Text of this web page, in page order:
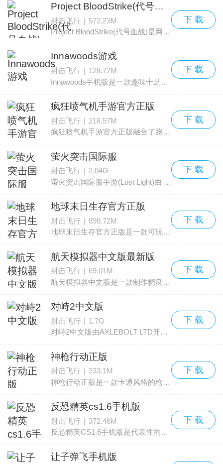
Project BloodStrike(代号血战)
射击飞行 | 572.23M
Project BloodStrike(代号血战)是网易自研的一款全新大逃杀FPS手游。与同类射击作品相比，玩家可以亲自设计终极枪械，丰富的装备选项支持深度定制，让你打造独一无二的武器与配套
下 载
Innawoods游戏
射击飞行 | 128.72M
Innawoods手机版是一款趣味十足的射击型DIY军事装扮游戏。画风偏向简约风格，免费提供给玩家，带来直接且纯粹的玩法体验。与同类作品相比，玩家可以自由组合突击步枪、武器配件、
下 载
疯狂喷气机手游官方正版
射击飞行 | 218.57M
疯狂喷气机手游官方正版融合了跑酷与射击元素，带来了不一样的闯关体验。玩家不再只是躲避后方追兵，而是可以主动迎战途中出现的外星敌人，这样的设定让玩法格外有新意。操控人物
下 载
萤火突击国际服
射击飞行 | 2.04G
萤火突击国际服手游(Lost Light)由 Netease Games Global 开发，是一款末日题材的射击动作作品。玩家可以潜行搜寻补给，也能像部队那样持枪外出掠夺，通过升级和交易增强实力，在战
下 载
地球末日生存官方正版
射击飞行 | 898.72M
地球末日生存官方正版是一款可玩性极高的3D生存冒险射击手游，采用真实感强烈的三维画面表现。整个画面以暗色调为主，破败的房屋和废弃的车辆随处可见，努力营造出压抑恐怖的末世
下 载
航天模拟器中文版最新版
射击飞行 | 69.01M
航天模拟器中文版是一款制作精良、还原度高的仿真飞机模拟手游。游戏包含航天飞机建造、太空站搭建、航天飞船等多种玩法，玩家可在广阔自由的太空环境中尽情探索。以航天为题
下 载
对峙2中文版
射击飞行 | 1.7G
对峙2中文版由AXLEBOLT LTD开发，是一款动作射击类作品，可在安卓和iOS设备上运行，适合喜欢移动端第一人称对抗的玩家体验。在对峙2手游中文版中，你可以选择加入恐怖分子或特种部
下 载
神枪行动正版
射击飞行
233.1M
神枪行动正版是一款卡通风格的枪战射击类手游，画面清晰并配有高清动画，视觉表现更加细腻立体。支持挂机领取离线收益，轻松拿到奖励，能让玩家更沉浸在战斗节奏中。内容丰富、节奏
下 载
反恐精英cs1.6手机版
射击飞行 | 372.46M
反恐精英CS1.6手机版是代表性的经典动作射击作品，凭借硬核的射击手感、紧张刺激的对抗节奏及丰富的玩法模式，受到全球玩家青睐。作为系列中备受推崇的版本，反恐精英CS1.6保留了
下 载
让子弹飞手机版